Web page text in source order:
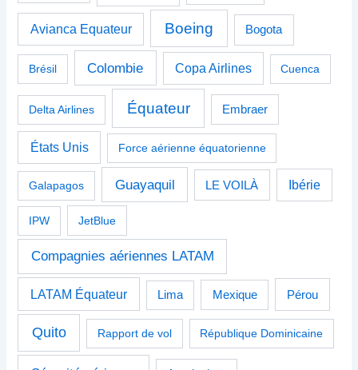
Avianca Equateur Boeing Bogota
Brésil Colombie Copa Airlines Cuenca
Delta Airlines Équateur Embraer
États Unis Force aérienne équatorienne
Galapagos Guayaquil LE VOILÀ Ibérie
IPW JetBlue
Compagnies aériennes LATAM
LATAM Équateur Lima Mexique Pérou
Quito Rapport de vol République Dominicaine